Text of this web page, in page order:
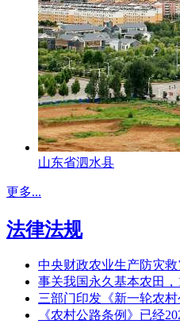
山东省泗水县
更多...
法律法规
中央财政农业生产防灾
事关我国永久基本农田，
三部门印发《新一轮农村
《农村公路条例》已经